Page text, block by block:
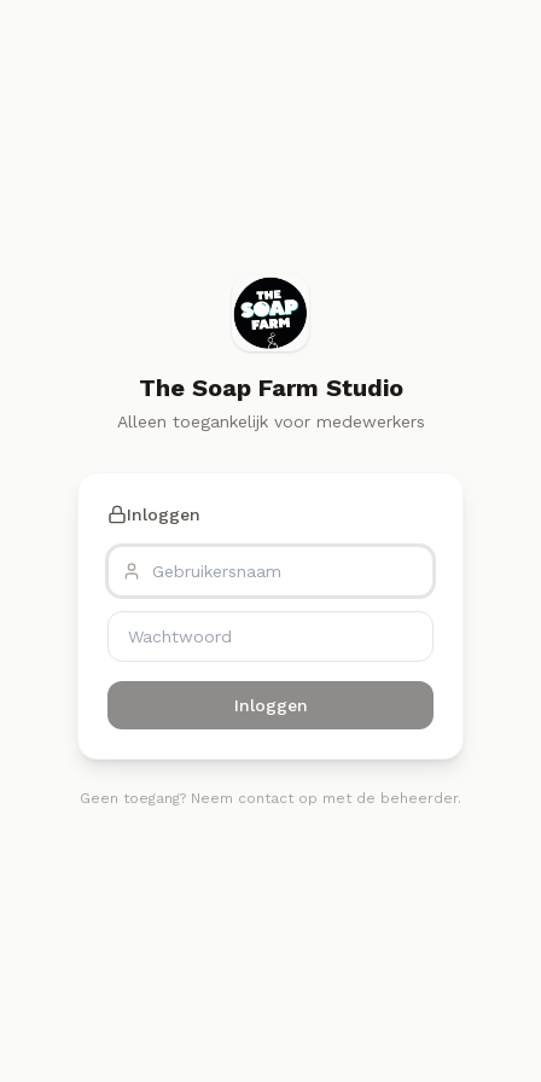
The Soap Farm Studio
Alleen toegankelijk voor medewerkers
Inloggen
Inloggen
Geen toegang? Neem contact op met de beheerder.